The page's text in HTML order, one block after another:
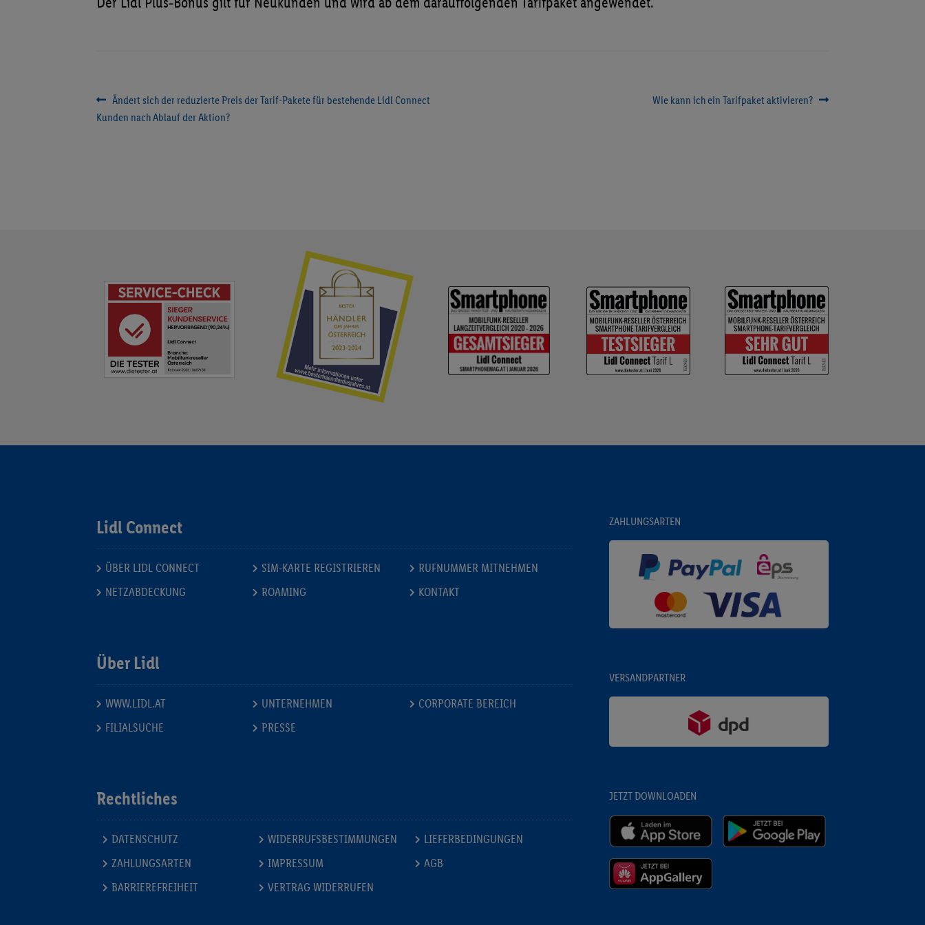
Beitragsnavigation
Vorheriger
Beitrag:
Ändert sich der reduzierte Preis der Tarif-Pakete für bestehende Lidl Connect
Kunden nach Ablauf der Aktion?
Nächster
Wie kann ich ein Tarifpaket aktivieren?
ZAHLUNGSARTEN
VERSANDPARTNER
JETZT DOWNLOADEN
Lidl Connect
ÜBER LIDL CONNECT SIM-KARTE REGISTRIEREN
RUFNUMMER MITNEHMEN
NETZABDECKUNG
ROAMING KONTAKT
Über Lidl
WWW.LIDL.AT UNTERNEHMEN
CORPORATE BEREICH
FILIALSUCHE
PRESSE
Rechtliches
DATENSCHUTZ WIDERRUFSBESTIMMUNGEN
LIEFERBEDINGUNGEN
ZAHLUNGSARTEN
IMPRESSUM
AGB
BARRIEREFREIHEIT
VERTRAG WIDERRUFEN